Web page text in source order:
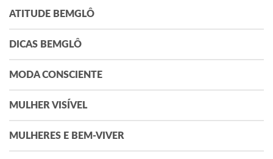
ATITUDE BEMGLÔ
DICAS BEMGLÔ
MODA CONSCIENTE
MULHER VISÍVEL
MULHERES E BEM-VIVER